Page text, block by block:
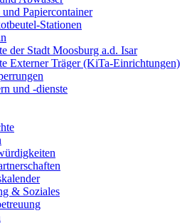
Papiercontainer
Stationen
der Stadt Moosburg a.d. Isar
Externer Träger (KiTa-Einrichtungen)
und -dienste
& Soziales